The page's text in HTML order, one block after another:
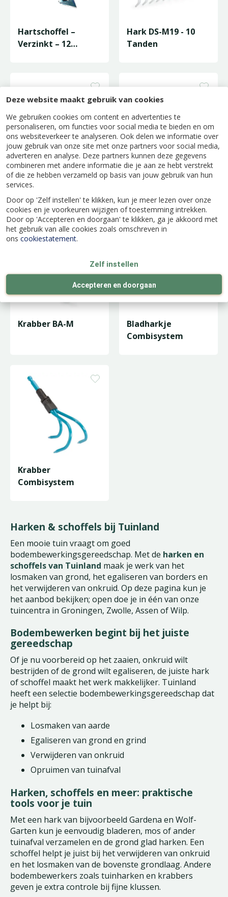
Deze website maakt gebruik van cookies
We gebruiken cookies om content en advertenties te
personaliseren, om functies voor social media te bieden en om
ons websiteverkeer te analyseren. Ook delen we informatie over
jouw gebruik van onze site met onze partners voor social media,
adverteren en analyse. Deze partners kunnen deze gegevens
combineren met andere informatie die je aan ze hebt verstrekt
of die ze hebben verzameld op basis van jouw gebruik van hun
services.
Door op 'Zelf instellen' te klikken, kun je meer lezen over onze
cookies en je voorkeuren wijzigen of toestemming intrekken.
Door op 'Accepteren en doorgaan' te klikken, ga je akkoord met
het gebruik van alle cookies zoals omschreven in
ons cookiestatement.
Zelf instellen
Accepteren en doorgaan
Hartschoffel –
Verzinkt – 12
Hark DS-M19 - 10
Tanden
Schoffel
Combisystem
Gardex - 18cm
Tuinhark
Tanden
Krabber BA-M
Bladharkje
Combisystem
Krabber
Combisystem
Harken & schoffels bij Tuinland
Een mooie tuin vraagt om goed
bodembewerkingsgereedschap. Met de harken en
schoffels van Tuinland maak je werk van het
losmaken van grond, het egaliseren van borders en
het verwijderen van onkruid. Op deze pagina kun je
het aanbod bekijken; open doe je in één van onze
tuincentra in Groningen, Zwolle, Assen of Wilp.
Bodembewerken begint bij het juiste
gereedschap
Of je nu voorbereid op het zaaien, onkruid wilt
bestrijden of de grond wilt egaliseren, de juiste hark
of schoffel maakt het werk makkelijker. Tuinland
heeft een selectie bodembewerkingsgereedschap dat
je helpt bij:
Losmaken van aarde
Egaliseren van grond en grind
Verwijderen van onkruid
Opruimen van tuinafval
Harken, schoffels en meer: praktische
tools voor je tuin
Met een hark van bijvoorbeeld Gardena en Wolf-
Garten kun je eenvoudig bladeren, mos of ander
tuinafval verzamelen en de grond glad harken. Een
schoffel helpt je juist bij het verwijderen van onkruid
en het losmaken van de bovenste grondlaag. Andere
bodembewerkers zoals tuinharken en krabbers
geven je extra controle bij fijne klussen.